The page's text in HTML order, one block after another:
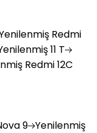
Redmi
11 T
Redmi 12C
9 Yenilenmiş